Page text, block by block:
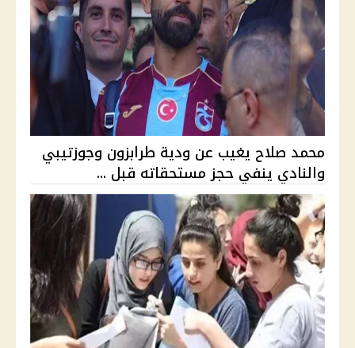
محمد صلاح يغيب عن ودية طرابزون وجوزتيبي
والنادي ينفي حجز مستحقاته قبل ...